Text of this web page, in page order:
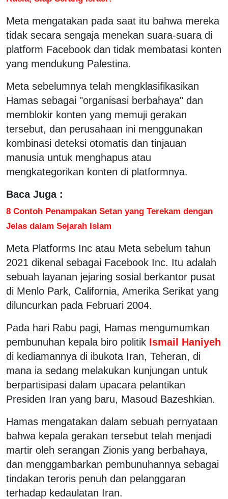
Meta mengatakan pada saat itu bahwa mereka
tidak secara sengaja menekan suara-suara di
platform Facebook dan tidak membatasi konten
yang mendukung Palestina.
Meta sebelumnya telah mengklasifikasikan
Hamas sebagai "organisasi berbahaya" dan
memblokir konten yang memuji gerakan
tersebut, dan perusahaan ini menggunakan
kombinasi deteksi otomatis dan tinjauan
manusia untuk menghapus atau
mengkategorikan konten di platformnya.
Baca Juga :
8 Contoh Penampakan Setan yang Terekam dengan
Jelas dalam Sejarah Islam
Meta Platforms Inc atau Meta sebelum tahun
2021 dikenal sebagai Facebook Inc. Itu adalah
sebuah layanan jejaring sosial berkantor pusat
di Menlo Park, California, Amerika Serikat yang
diluncurkan pada Februari 2004.
Pada hari Rabu pagi, Hamas mengumumkan
pembunuhan kepala biro politik Ismail Haniyeh
di kediamannya di ibukota Iran, Teheran, di
mana ia sedang melakukan kunjungan untuk
berpartisipasi dalam upacara pelantikan
Presiden Iran yang baru, Masoud Bazeshkian.
Hamas mengatakan dalam sebuah pernyataan
bahwa kepala gerakan tersebut telah menjadi
martir oleh serangan Zionis yang berbahaya,
dan menggambarkan pembunuhannya sebagai
tindakan teroris penuh dan pelanggaran
terhadap kedaulatan Iran.